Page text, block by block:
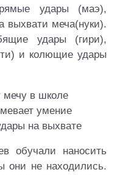
удары (маэ),
выхвати меча(нуки).
удары (гири),
и колющие удары
обучали наносить
они не находились.